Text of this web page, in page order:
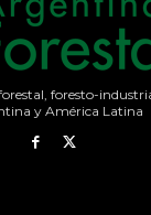
foresto-
y América Latina